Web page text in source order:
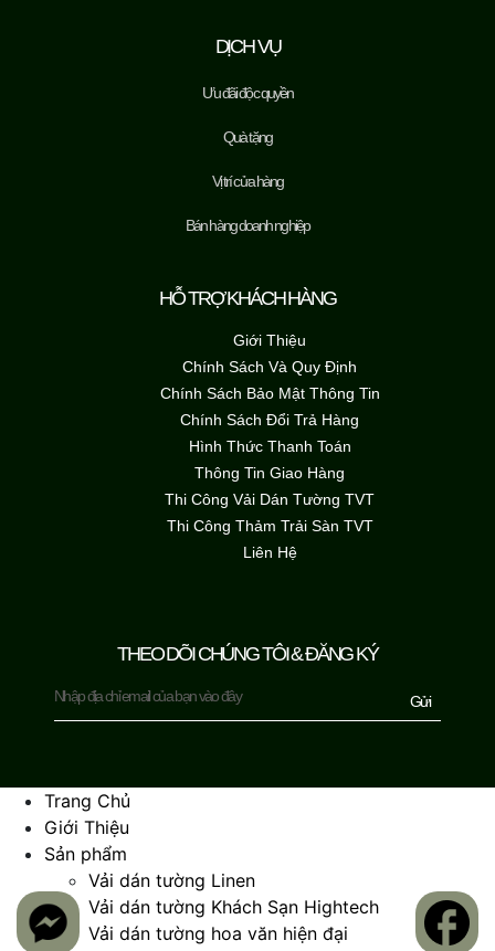
DỊCH VỤ
Ưu đãi độc quyền
Quà tặng
Vị trí cửa hàng
Bán hàng doanh nghiệp
HỖ TRỢ KHÁCH HÀNG
Giới Thiệu
Chính Sách Và Quy Định
Chính Sách Bảo Mật Thông Tin
Chính Sách Đổi Trả Hàng
Hình Thức Thanh Toán
Thông Tin Giao Hàng
Thi Công Vải Dán Tường TVT
Thi Công Thảm Trải Sàn TVT
Liên Hệ
THEO DÕI CHÚNG TÔI & ĐĂNG KÝ
Gửi
Trang Chủ
Giới Thiệu
Sản phẩm
Vải dán tường Linen
Vải dán tường Khách Sạn Hightech
Vải dán tường hoa văn hiện đại